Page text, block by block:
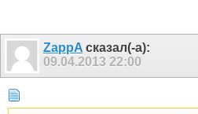
ZappA сказал(-а):
09.04.2013 22:00